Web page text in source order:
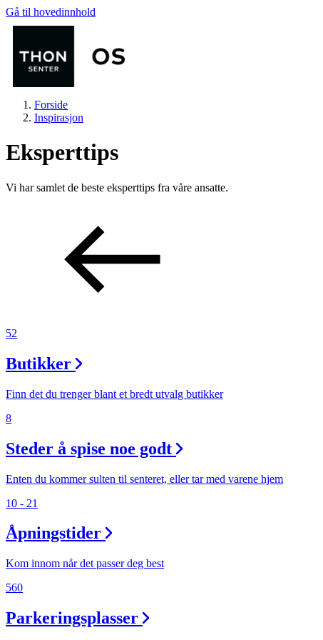
Gå til hovedinnhold
Mat og drikke
Helse
Tilbud
Kundeklubb
Inspirasjon
Søk
Åpningstider
Forside
Inspirasjon
Eksperttips
Vi har samlet de beste eksperttips fra våre ansatte.
52
Butikker
Finn det du trenger blant et bredt utvalg butikker
8
Steder å spise noe godt
Enten du kommer sulten til senteret, eller tar med varene hjem
10 - 21
Åpningstider
Kom innom når det passer deg best
560
Parkeringsplasser